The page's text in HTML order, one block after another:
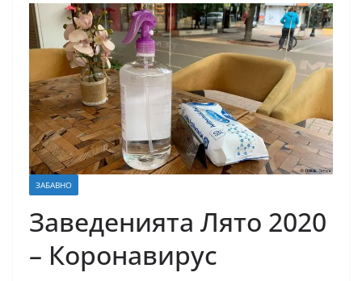
ЗАБАВНО
Заведенията Лято 2020
– Коронавирус